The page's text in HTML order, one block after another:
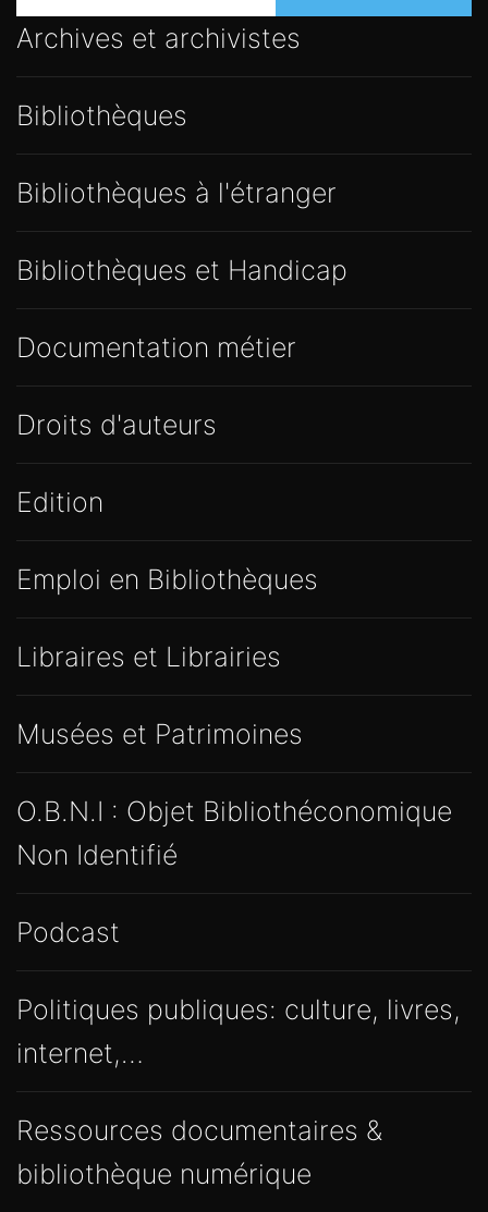
Archives et archivistes
Bibliothèques
Bibliothèques à l'étranger
Bibliothèques et Handicap
Documentation métier
Droits d'auteurs
Edition
Emploi en Bibliothèques
Libraires et Librairies
Musées et Patrimoines
O.B.N.I : Objet Bibliothéconomique
Non Identifié
Podcast
Politiques publiques: culture, livres,
internet,…
Ressources documentaires &
bibliothèque numérique